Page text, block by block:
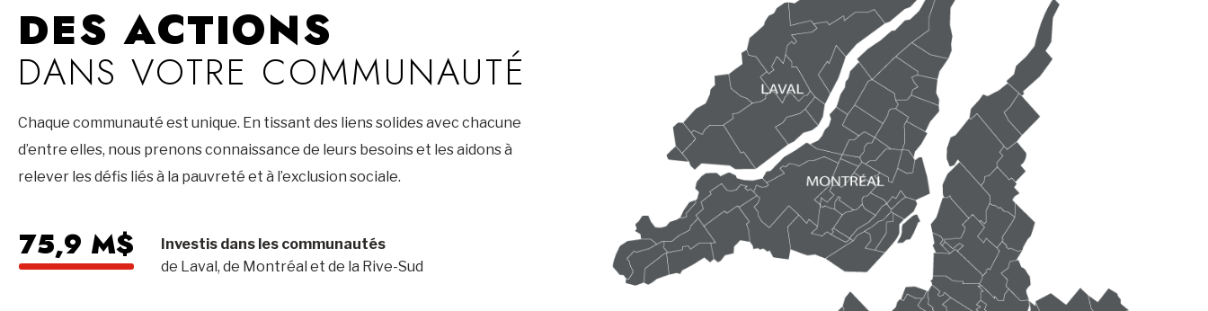
DES ACTIONS
DANS VOTRE COMMUNAUTÉ
Chaque communauté est unique. En tissant des liens solides avec chacune
d’entre elles, nous prenons connaissance de leurs besoins et les aidons à
relever les défis liés à la pauvreté et à l’exclusion sociale.
75,9 M$
Investis dans les communautés
de Laval, de Montréal et de la Rive-Sud